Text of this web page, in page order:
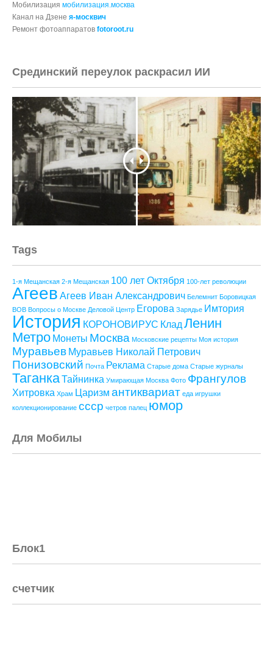
Мобилизация мобилизация.москва
Канал на Дзене я-москвич
Ремонт фотоаппаратов fotoroot.ru
Срединский переулок раскрасил ИИ
Tags
1-я Мещанская 2-я Мещанская 100 лет Октября 100-лет революции
Агеев Агеев Иван Александрович Белемнит Боровицкая
ВОВ Вопросы о Москве Деловой Центр Егорова Зарядье Имтория
История КОРОНОВИРУС Клад Ленин
Метро Монеты Москва Московские рецепты Моя история
Муравьев Муравьев Николай Петрович
Понизовский Почта Реклама Старые дома Старые журналы
ТаганкаТайнинка Умирающая Москва Фото Франгулов
Хитровка Храм Царизм антиквариат еда игрушки
коллекционирование ссср четров палец юмор
Для Мобилы
Блок1
счетчик